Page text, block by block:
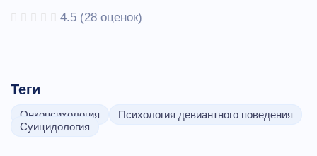
4.5 (28 оценок)
Теги
Онкопсихология
Психология девиантного поведения
Суицидология